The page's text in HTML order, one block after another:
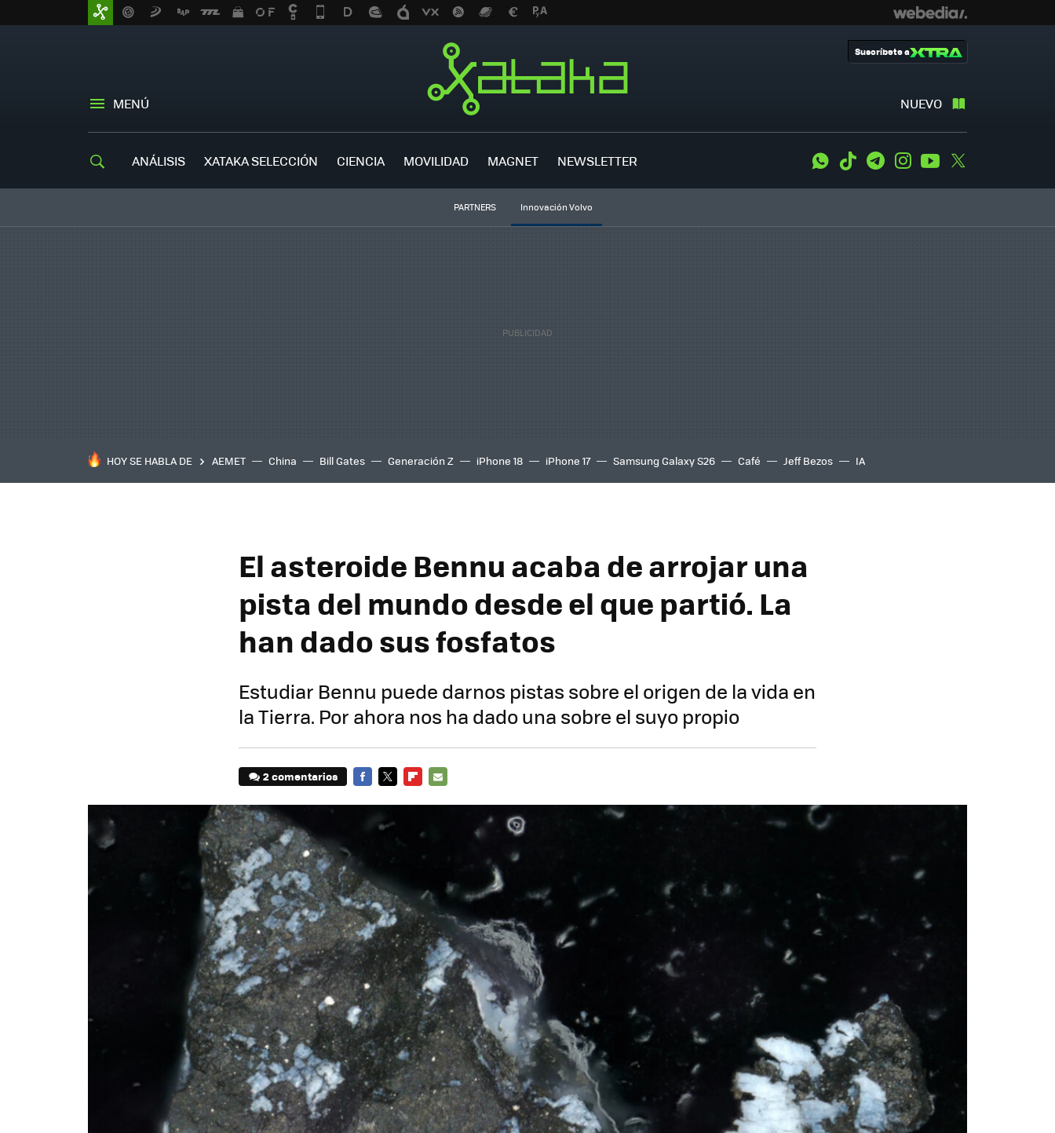
MENÚ NUEVO
Suscríbete a
ANÁLISIS XATAKA SELECCIÓN CIENCIA MOVILIDAD MAGNET NEWSLETTER WhatsApp
Tiktok TelegramInstagramYoutube
PARTNERS Innovación Volvo
HOY SE HABLA DE AEMET China Bill Gates Generación Z iPhone 18 iPhone 17 Samsung Galaxy S26 Café Jeff Bezos IA
El asteroide Bennu acaba de arrojar una
pista del mundo desde el que partió. La
han dado sus fosfatos
Estudiar Bennu puede darnos pistas sobre el origen de la vida en
la Tierra. Por ahora nos ha dado una sobre el suyo propio
2 comentarios